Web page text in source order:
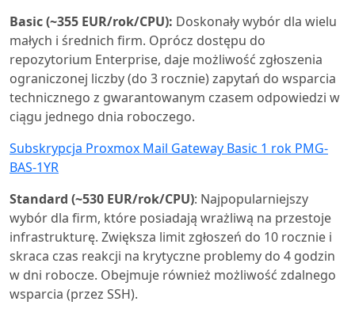
Basic (~355 EUR/rok/CPU): Doskonały wybór dla wielu
małych i średnich firm. Oprócz dostępu do
repozytorium Enterprise, daje możliwość zgłoszenia
ograniczonej liczby (do 3 rocznie) zapytań do wsparcia
technicznego z gwarantowanym czasem odpowiedzi w
ciągu jednego dnia roboczego.
Subskrypcja Proxmox Mail Gateway Basic 1 rok PMG-
BAS-1YR
Standard (~530 EUR/rok/CPU): Najpopularniejszy
wybór dla firm, które posiadają wrażliwą na przestoje
infrastrukturę. Zwiększa limit zgłoszeń do 10 rocznie i
skraca czas reakcji na krytyczne problemy do 4 godzin
w dni robocze. Obejmuje również możliwość zdalnego
wsparcia (przez SSH).